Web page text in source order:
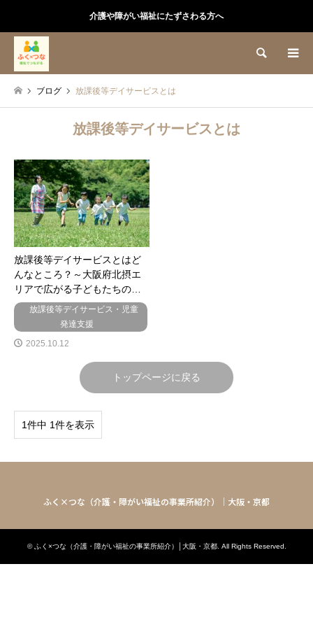
介護や障がい福祉にたずさわる方へ
検索
ブログ 放課後等デイサービスとは
放課後等デイサービスとは
放課後等デイサービスとはど
んなところ？～大阪府北摂エ
リアで広がる子どもたちの…
放課後等デイサービス・児童
発達支援
2025.10.12
トップページに戻る
1件中 1件を表示
ふく×つな（介護・障がい福祉の事業所紹介）│大阪・京都
© ふく×つな（介護・障がい福祉の事業所紹介）│大阪・京都. All Rights Reserved.